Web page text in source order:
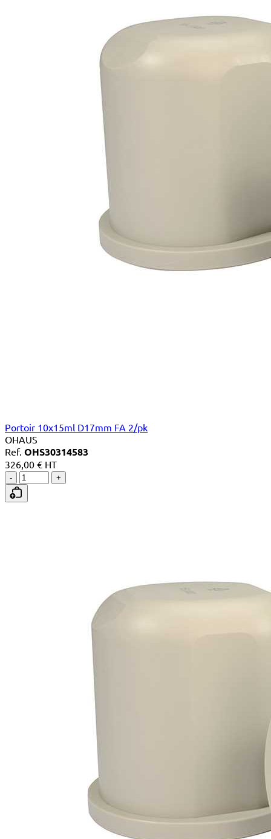
Portoir 10x15ml D17mm FA 2/pk
OHAUS
Ref. OHS30314583
326,00 € HT
- +